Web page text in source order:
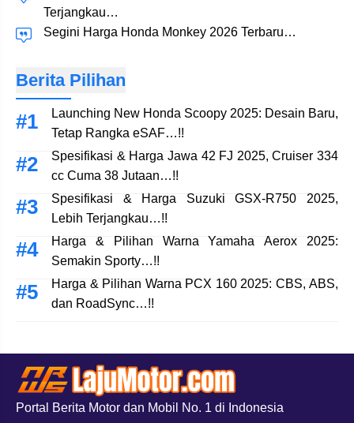
Terjangkau…
Segini Harga Honda Monkey 2026 Terbaru…
Berita Pilihan
Launching New Honda Scoopy 2025: Desain Baru,
Tetap Rangka eSAF…!!
Spesifikasi & Harga Jawa 42 FJ 2025, Cruiser 334
cc Cuma 38 Jutaan…!!
Spesifikasi & Harga Suzuki GSX-R750 2025,
Lebih Terjangkau…!!
Harga & Pilihan Warna Yamaha Aerox 2025:
Semakin Sporty…!!
Harga & Pilihan Warna PCX 160 2025: CBS, ABS,
dan RoadSync…!!
Portal Berita Motor dan Mobil No. 1 di Indonesia